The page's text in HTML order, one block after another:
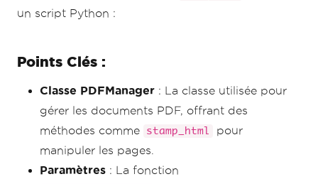
un script Python :
Points Clés :
Classe PDFManager : La classe utilisée pour
gérer les documents PDF, offrant des
méthodes comme
stamp_html
pour
manipuler les pages.
Paramètres : La fonction